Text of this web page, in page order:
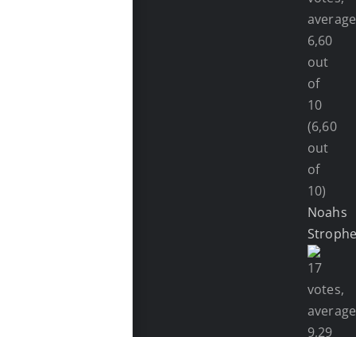
(6,60
out
of
10)
Noahs